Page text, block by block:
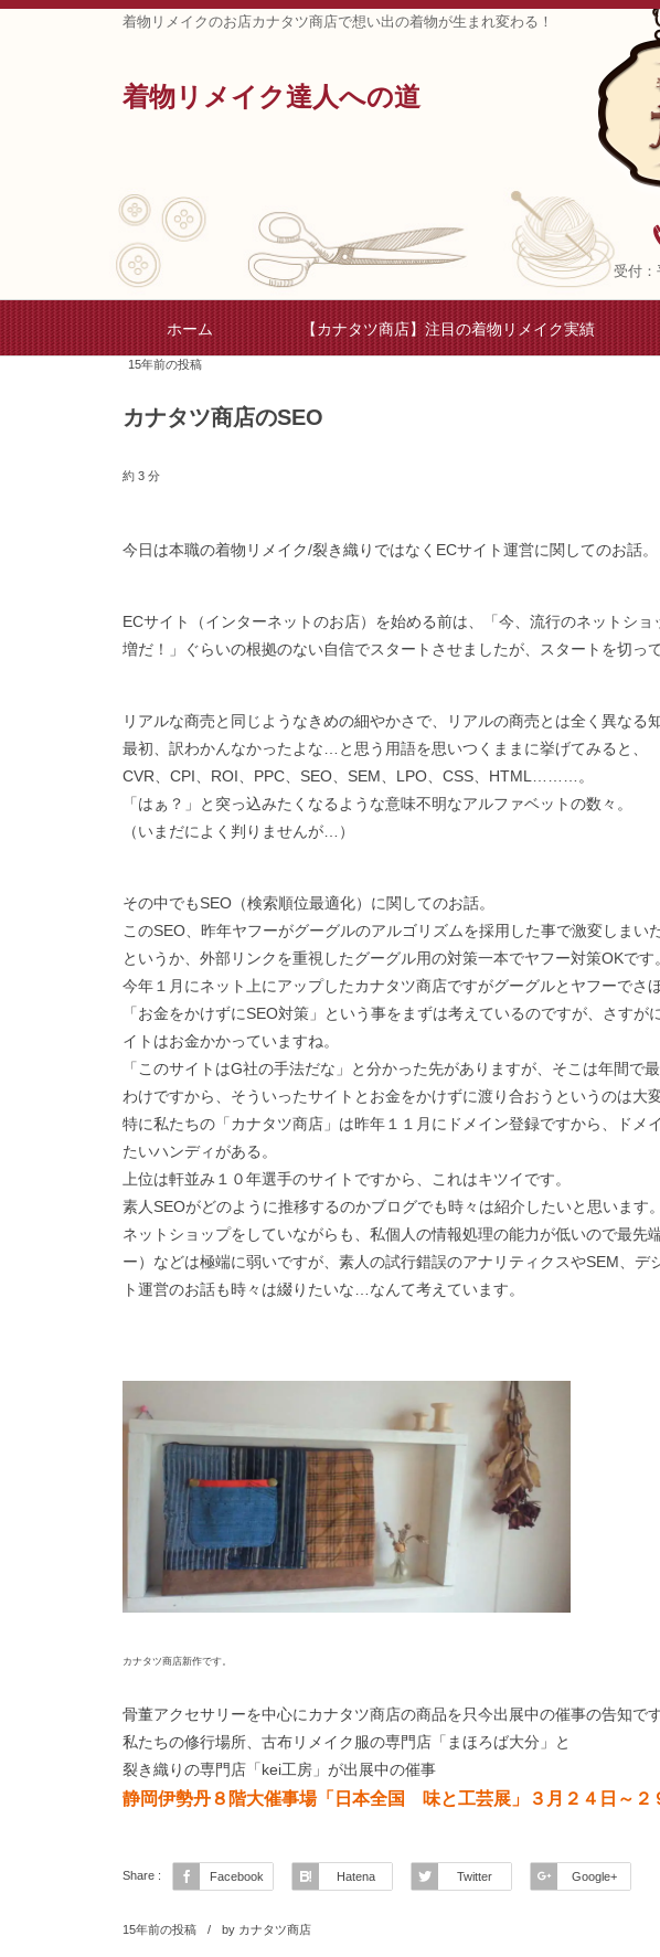
着物リメイクのお店カナタツ商店で想い出の着物が生まれ変わる！
着物リメイク達人への道
受付：
ホーム 【カナタツ商店】注目の着物リメイク実績
15年前の投稿
カナタツ商店のSEO
約 3 分
今日は本職の着物リメイク/裂き織りではなくECサイト運営に関してのお話。
ECサイト（インターネットのお店）を始める前は、「今、流行のネットシ
増だ！」ぐらいの根拠のない自信でスタートさせましたが、スタートを切っ
リアルな商売と同じようなきめの細やかさで、リアルの商売とは全く異なる
最初、訳わかんなかったよな…と思う用語を思いつくままに挙げてみると、
CVR、CPI、ROI、PPC、SEO、SEM、LPO、CSS、HTML………。
「はぁ？」と突っ込みたくなるような意味不明なアルファベットの数々。
（いまだによく判りませんが…）
その中でもSEO（検索順位最適化）に関してのお話。
このSEO、昨年ヤフーがグーグルのアルゴリズムを採用した事で激変しまいた
というか、外部リンクを重視したグーグル用の対策一本でヤフー対策OKです。
今年１月にネット上にアップしたカナタツ商店ですがグーグルとヤフーでさ
「お金をかけずにSEO対策」という事をまずは考えているのですが、さす
イトはお金かかっていますね。
「このサイトはG社の手法だな」と分かった先がありますが、そこは年間で
わけですから、そういったサイトとお金をかけずに渡り合おうというのは大変
特に私たちの「カナタツ商店」は昨年１１月にドメイン登録ですから、ドメ
たいハンディがある。
上位は軒並み１０年選手のサイトですから、これはキツイです。
素人SEOがどのように推移するのかブログでも時々は紹介したいと思います。
ネットショップをしていながらも、私個人の情報処理の能力が低いので最先
ー）などは極端に弱いですが、素人の試行錯誤のアナリティクスやSEM、デ
ト運営のお話も時々は綴りたいな…なんて考えています。
カナタツ商店新作です。
骨董アクセサリーを中心にカナタツ商店の商品を只今出展中の催事の告知です
私たちの修行場所、古布リメイク服の専門店「まほろば大分」と
裂き織りの専門店「kei工房」が出展中の催事
静岡伊勢丹８階大催事場「日本全国 味と工芸展」３月２４日～２
Share : Facebook Hatena Twitter Google+
15年前の投稿 by カナタツ商店